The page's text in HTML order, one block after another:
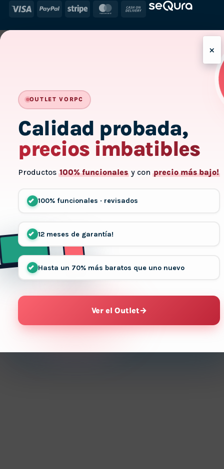
Visa PayPal Stripe MasterCard
Cash
×
-
OUTLET VORPC
Calidad probada,
precios imbatibles
Productos 100% funcionales y con precio más bajo!
100% funcionales · revisados
12 meses de garantía!
Hasta un 70% más baratos que uno nuevo
Ver el Outlet→